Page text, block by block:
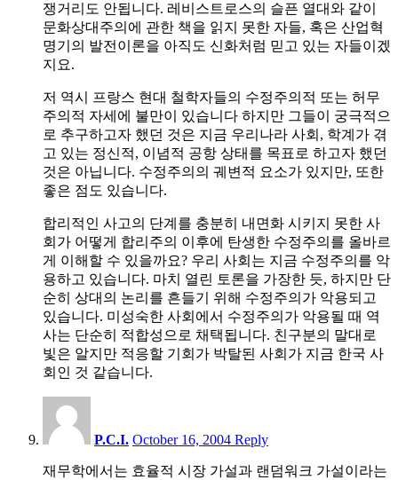
쟁거리도 안됩니다. 레비스트로스의 슬픈 열대와 같이
문화상대주의에 관한 책을 읽지 못한 자들, 혹은 산업혁
명기의 발전이론을 아직도 신화처럼 믿고 있는 자들이겠
지요.
저 역시 프랑스 현대 철학자들의 수정주의적 또는 허무
주의적 자세에 불만이 있습니다 하지만 그들이 궁극적으
로 추구하고자 했던 것은 지금 우리나라 사회, 학계가 겪
고 있는 정신적, 이념적 공항 상태를 목표로 하고자 했던
것은 아닙니다. 수정주의의 궤변적 요소가 있지만, 또한
좋은 점도 있습니다.
합리적인 사고의 단계를 충분히 내면화 시키지 못한 사
회가 어떻게 합리주의 이후에 탄생한 수정주의를 올바르
게 이해할 수 있을까요? 우리 사회는 지금 수정주의를 악
용하고 있습니다. 마치 열린 토론을 가장한 듯, 하지만 단
순히 상대의 논리를 흔들기 위해 수정주의가 악용되고
있습니다. 미성숙한 사회에서 수정주의가 악용될 때 역
사는 단순히 적합성으로 채택됩니다. 친구분의 말대로
빛은 알지만 적응할 기회가 박탈된 사회가 지금 한국 사
회인 것 같습니다.
P.C.I. October 16, 2004 Reply
재무학에서는 효율적 시장 가설과 랜덤워크 가설이라는